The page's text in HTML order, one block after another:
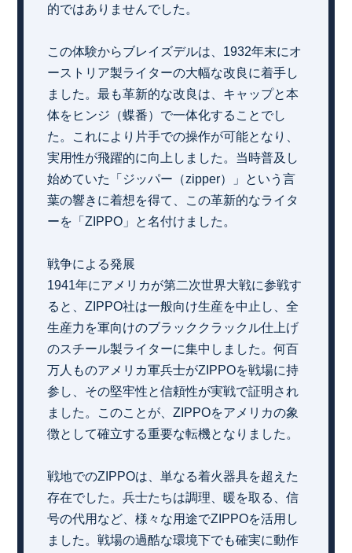
的ではありませんでした。
この体験からブレイズデルは、1932年末にオ
ーストリア製ライターの大幅な改良に着手し
ました。最も革新的な改良は、キャップと本
体をヒンジ（蝶番）で一体化することでし
た。これにより片手での操作が可能となり、
実用性が飛躍的に向上しました。当時普及し
始めていた「ジッパー（zipper）」という言
葉の響きに着想を得て、この革新的なライタ
ーを「ZIPPO」と名付けました。
戦争による発展
1941年にアメリカが第二次世界大戦に参戦す
ると、ZIPPO社は一般向け生産を中止し、全
生産力を軍向けのブラッククラックル仕上げ
のスチール製ライターに集中しました。何百
万人ものアメリカ軍兵士がZIPPOを戦場に持
参し、その堅牢性と信頼性が実戦で証明され
ました。このことが、ZIPPOをアメリカの象
徴として確立する重要な転機となりました。
戦地でのZIPPOは、単なる着火器具を超えた
存在でした。兵士たちは調理、暖を取る、信
号の代用など、様々な用途でZIPPOを活用し
ました。戦場の過酷な環境下でも確実に動作